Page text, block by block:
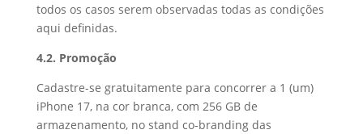
todos os casos serem observadas todas as condições
aqui definidas.
4.2. Promoção
Cadastre-se gratuitamente para concorrer a 1 (um)
iPhone 17, na cor branca, com 256 GB de
armazenamento, no stand co-branding das